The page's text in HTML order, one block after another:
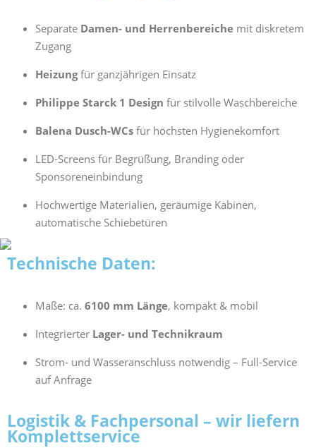
Separate Damen- und Herrenbereiche mit diskretem
Zugang
Heizungfür ganzjährigen Einsatz
Philippe Starck 1 Design für stilvolle Waschbereiche
Balena Dusch-WCs für höchsten Hygienekomfort
LED-Screens für Begrüßung, Branding oder
Sponsoreneinbindung
Hochwertige Materialien, geräumige Kabinen,
automatische Schiebetüren
Technische Daten:
Maße: ca. 6100 mm Länge, kompakt & mobil
Integrierter Lager- und Technikraum
Strom- und Wasseranschluss notwendig – Full-Service
auf Anfrage
Logistik & Fachpersonal – wir liefern
Komplettservice